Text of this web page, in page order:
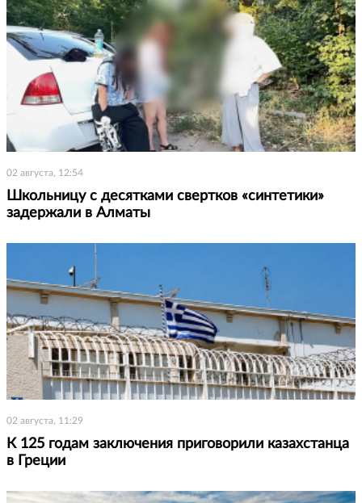
02 августа, 12:54
Школьницу с десятками свертков «синтетики»
задержали в Алматы
02 августа, 11:29
К 125 годам заключения приговорили казахстанца
в Греции